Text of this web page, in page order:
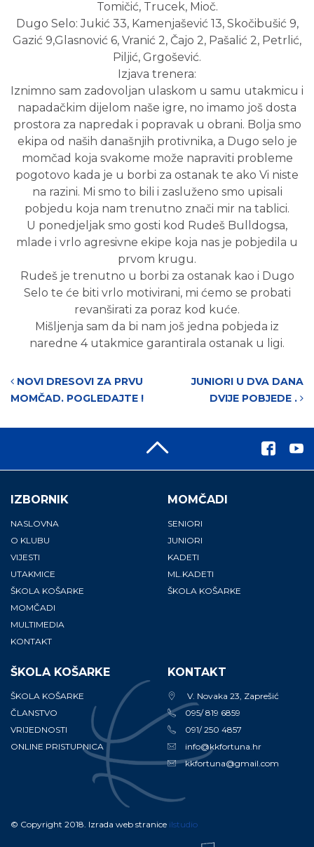
Tomičić, Trucek, Mioč.
Dugo Selo: Jukić 33, Kamenjašević 13, Skočibušić 9,
Gazić 9,Glasnović 6, Vranić 2, Čajo 2, Pašalić 2, Petrlić,
Piljić, Grgošević.
Izjava trenera:
Iznimno sam zadovoljan ulaskom u samu utakmicu i
napadačkim dijelom naše igre, no imamo još dosta
prostora za napredak i popravak u obrani. Bolja smo
ekipa od naših današnjih protivnika, a Dugo selo je
momčad koja svakome može napraviti probleme
pogotovo kada je u borbi za ostanak te ako Vi niste
na razini. Mi smo to bili i zasluženo smo upisali
pobjedu koja nam trenutno znači mir na tablici.
U ponedjeljak smo gosti kod Rudeš Bulldogsa,
mlade i vrlo agresivne ekipe koja nas je pobjedila u
prvom krugu.
Rudeš je trenutno u borbi za ostanak kao i Dugo
Selo te će biti vrlo motivirani, mi ćemo se probati
revanširati za poraz kod kuće.
Mišljenja sam da bi nam još jedna pobjeda iz
naredne 4 utakmice garantirala ostanak u ligi.
Post navigation
NOVI DRESOVI ZA PRVU
MOMČAD. POGLEDAJTE !
JUNIORI U DVA DANA
DVIJE POBJEDE .
IZBORNIK
NASLOVNA
O KLUBU
VIJESTI
UTAKMICE
ŠKOLA KOŠARKE
MOMČADI
MULTIMEDIA
KONTAKT
MOMČADI
SENIORI
JUNIORI
KADETI
ML.KADETI
ŠKOLA KOŠARKE
ŠKOLA KOŠARKE
ŠKOLA KOŠARKE
ČLANSTVO
VRIJEDNOSTI
ONLINE PRISTUPNICA
KONTAKT
V. Novaka 23, Zaprešić
095/ 819 6859
091/ 250 4857
info@kkfortuna.hr
kkfortuna@gmail.com
© Copyright 2018. Izrada web stranice ilstudio